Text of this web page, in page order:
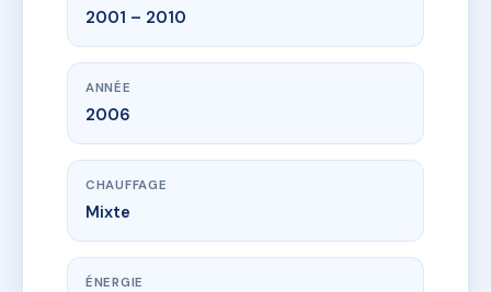
2001 – 2010
ANNÉE
2006
CHAUFFAGE
Mixte
ÉNERGIE